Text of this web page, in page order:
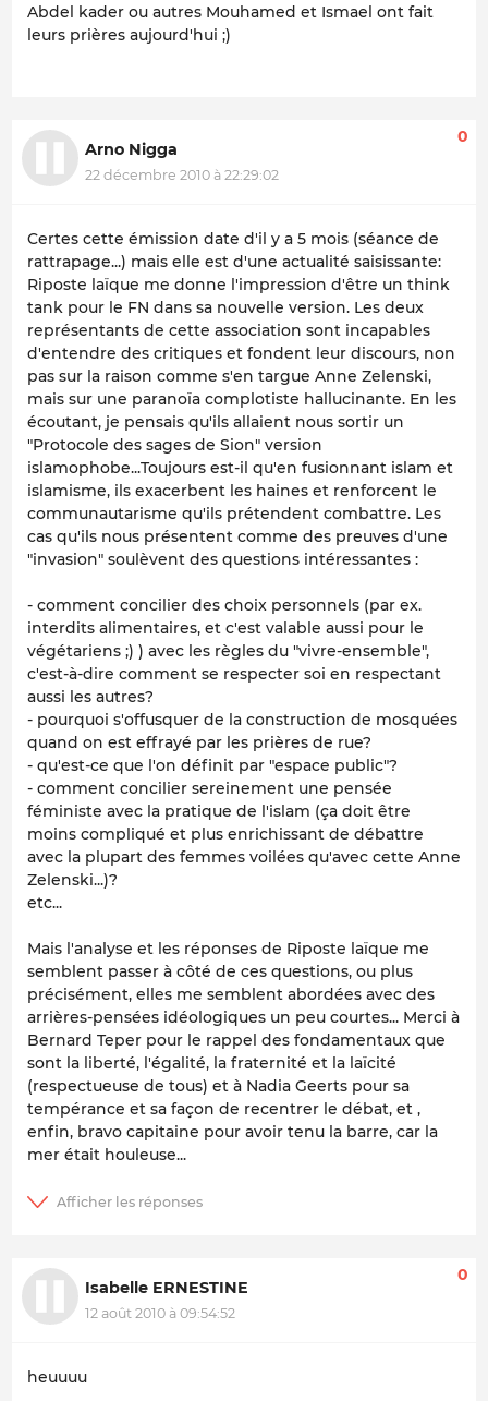
Abdel kader ou autres Mouhamed et Ismael ont fait
leurs prières aujourd'hui ;)
Arno Nigga
22 décembre 2010 à 22:29:02
0
Certes cette émission date d'il y a 5 mois (séance de
rattrapage...) mais elle est d'une actualité saisissante:
Riposte laïque me donne l'impression d'être un think
tank pour le FN dans sa nouvelle version. Les deux
représentants de cette association sont incapables
d'entendre des critiques et fondent leur discours, non
pas sur la raison comme s'en targue Anne Zelenski,
mais sur une paranoïa complotiste hallucinante. En les
écoutant, je pensais qu'ils allaient nous sortir un
"Protocole des sages de Sion" version
islamophobe...Toujours est-il qu'en fusionnant islam et
islamisme, ils exacerbent les haines et renforcent le
communautarisme qu'ils prétendent combattre. Les
cas qu'ils nous présentent comme des preuves d'une
"invasion" soulèvent des questions intéressantes :
- comment concilier des choix personnels (par ex.
interdits alimentaires, et c'est valable aussi pour le
végétariens ;) ) avec les règles du "vivre-ensemble",
c'est-à-dire comment se respecter soi en respectant
aussi les autres?
- pourquoi s'offusquer de la construction de mosquées
quand on est effrayé par les prières de rue?
- qu'est-ce que l'on définit par "espace public"?
- comment concilier sereinement une pensée
féministe avec la pratique de l'islam (ça doit être
moins compliqué et plus enrichissant de débattre
avec la plupart des femmes voilées qu'avec cette Anne
Zelenski...)?
etc...
Mais l'analyse et les réponses de Riposte laïque me
semblent passer à côté de ces questions, ou plus
précisément, elles me semblent abordées avec des
arrières-pensées idéologiques un peu courtes... Merci à
Bernard Teper pour le rappel des fondamentaux que
sont la liberté, l'égalité, la fraternité et la laïcité
(respectueuse de tous) et à Nadia Geerts pour sa
tempérance et sa façon de recentrer le débat, et ,
enfin, bravo capitaine pour avoir tenu la barre, car la
mer était houleuse...
Isabelle ERNESTINE
12 août 2010 à 09:54:52
0
heuuuu